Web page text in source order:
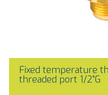
Fixed temperature
threaded port 1/2"G